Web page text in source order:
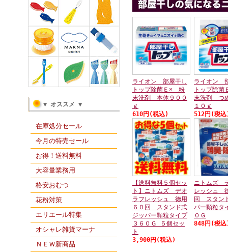
▼ オススメ ▼
在庫処分セール
今月の特売セール
お得！送料無料
大容量業務用
格安おむつ
花粉対策
エリエール特集
オシャレ雑貨マーナ
ＮＥＷ新商品
ライオン 部屋干し
トップ除菌Ｅ× 粉
末洗剤 本体９００
ｇ
610円(税込)
ライオン
トップ除
末洗剤 つ
１０ｇ
512円(税
【送料無料５個セッ
ト】ニトムズ デオ
ラフレッシュ 徳用
６０回 スタンド式
ジッパー顆粒タイプ
３６０Ｇ ５個セッ
ト
3,900円(税込)
ニトムズ
レッシュ
回 スタン
パー顆粒タ
０Ｇ
848円(税